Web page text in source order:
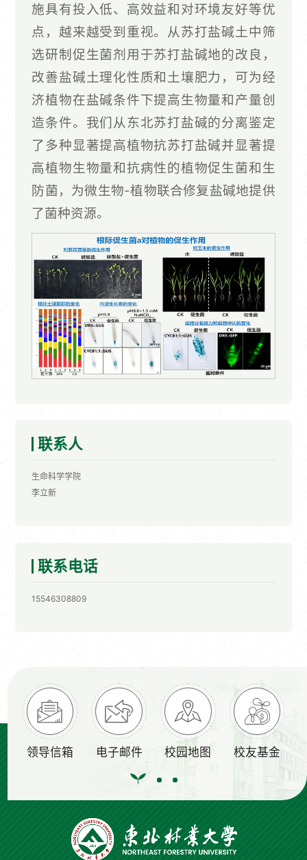
施具有投入低、高效益和对环境友好等优
点，越来越受到重视。从苏打盐碱土中筛
选研制促生菌剂用于苏打盐碱地的改良，
改善盐碱土理化性质和土壤肥力，可为经
济植物在盐碱条件下提高生物量和产量创
造条件。我们从东北苏打盐碱的分离鉴定
了多种显著提高植物抗苏打盐碱并显著提
高植物生物量和抗病性的植物促生菌和生
防菌，为微生物-植物联合修复盐碱地提供
了菌种资源。
联系人
生命科学学院
李立新
联系电话
15546308809
领导信箱 电子邮件 校园地图 校友基金